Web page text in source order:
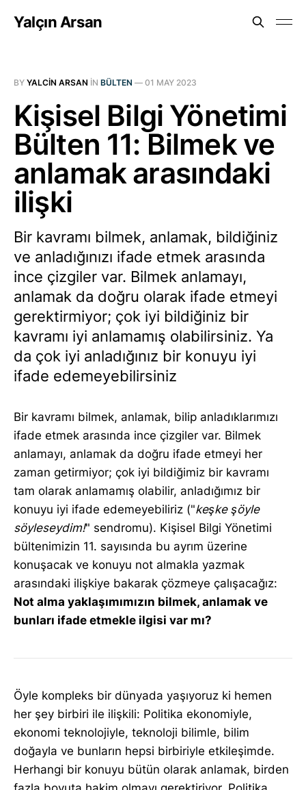
Yalçın Arsan
BY YALCIN ARSAN IN BÜLTEN — 01 MAY 2023
Kişisel Bilgi Yönetimi
Bülten 11: Bilmek ve
anlamak arasındaki
ilişki
Bir kavramı bilmek, anlamak, bildiğiniz
ve anladığınızı ifade etmek arasında
ince çizgiler var. Bilmek anlamayı,
anlamak da doğru olarak ifade etmeyi
gerektirmiyor; çok iyi bildiğiniz bir
kavramı iyi anlamamış olabilirsiniz. Ya
da çok iyi anladığınız bir konuyu iyi
ifade edemeyebilirsiniz
Bir kavramı bilmek, anlamak, bilip anladıklarımızı
ifade etmek arasında ince çizgiler var. Bilmek
anlamayı, anlamak da doğru ifade etmeyi her
zaman getirmiyor; çok iyi bildiğimiz bir kavramı
tam olarak anlamamış olabilir, anladığımız bir
konuyu iyi ifade edemeyebiliriz ("keşke şöyle
söyleseydim!" sendromu). Kişisel Bilgi Yönetimi
bültenimizin 11. sayısında bu ayrım üzerine
konuşacak ve konuyu not almakla yazmak
arasındaki ilişkiye bakarak çözmeye çalışacağız:
Not alma yaklaşımımızın bilmek, anlamak ve
bunları ifade etmekle ilgisi var mı?
Öyle kompleks bir dünyada yaşıyoruz ki hemen
her şey birbiri ile ilişkili: Politika ekonomiyle,
ekonomi teknolojiyle, teknoloji bilimle, bilim
doğayla ve bunların hepsi birbiriyle etkileşimde.
Herhangi bir konuyu bütün olarak anlamak, birden